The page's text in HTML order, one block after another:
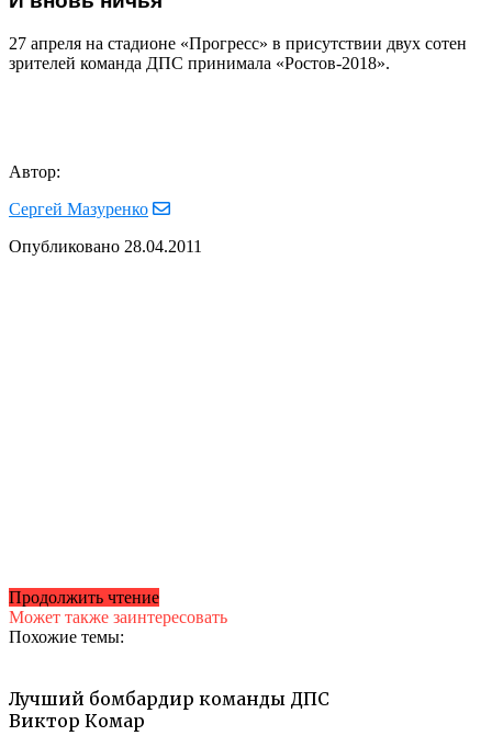
27 апреля на стадионе «Прогресс» в присутствии двух сотен
зрителей команда ДПС принимала «Ростов-2018».
Автор:
Сергей Мазуренко
Опубликовано 28.04.2011
Лучший бомбардир команды ДПС
Виктор Комар
Продолжить чтение
Может также заинтересовать
Похожие темы: